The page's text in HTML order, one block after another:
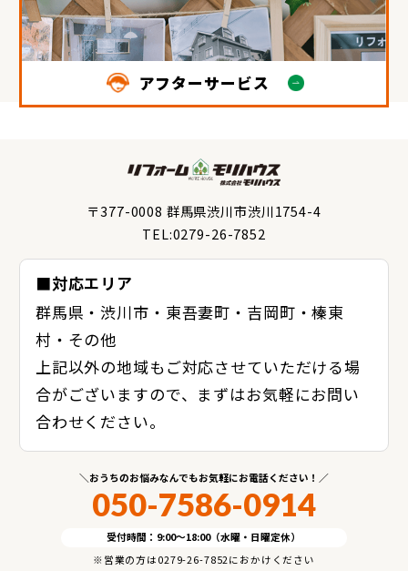
アフターサービス
〒377-0008 群馬県渋川市渋川1754-4
TEL:0279-26-7852
■対応エリア
群馬県・渋川市・東吾妻町・吉岡町・榛東
村・その他
上記以外の地域もご対応させていただける場
合がございますので、まずはお気軽にお問い
合わせください。
おうちのお悩みなんでもお気軽にお電話ください！
050-7586-0914
受付時間：9:00～18:00（水曜・日曜定休）
※営業の方は0279-26-7852におかけください